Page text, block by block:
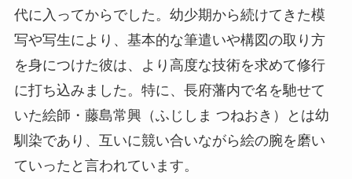
代に入ってからでした。幼少期から続けてきた模
写や写生により、基本的な筆遣いや構図の取り方
を身につけた彼は、より高度な技術を求めて修行
に打ち込みました。特に、長府藩内で名を馳せて
いた絵師・藤島常興（ふじしま つねおき）とは幼
馴染であり、互いに競い合いながら絵の腕を磨い
ていったと言われています。